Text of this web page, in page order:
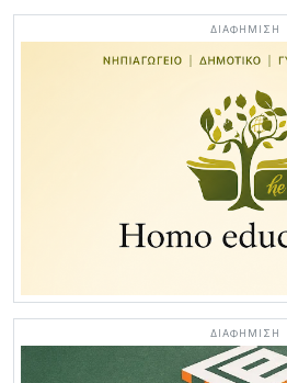
ΔΙΑΦΗΜΙΣΗ
ΔΙΑΦΗΜΙΣΗ